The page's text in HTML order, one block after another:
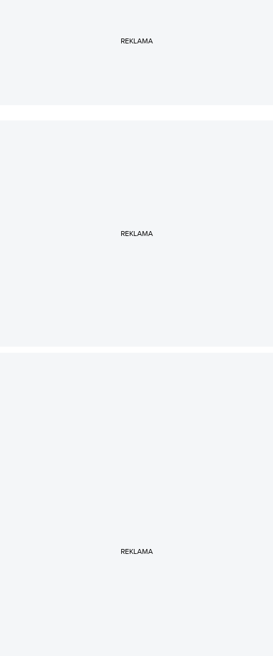
REKLAMA
REKLAMA
REKLAMA